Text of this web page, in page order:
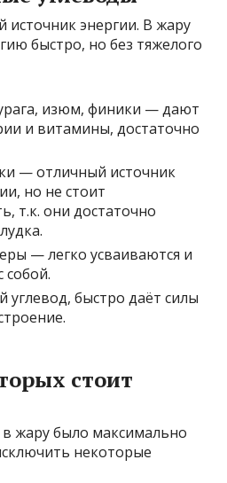
энергии. В жару
быстро, но без тяжелого
изюм, финики — дают
и витамины, достаточно
— отличный источник
но не стоит
т.к. они достаточно
— легко усваиваются и
собой.
быстро даёт силы
стоит
жару было максимально
некоторые